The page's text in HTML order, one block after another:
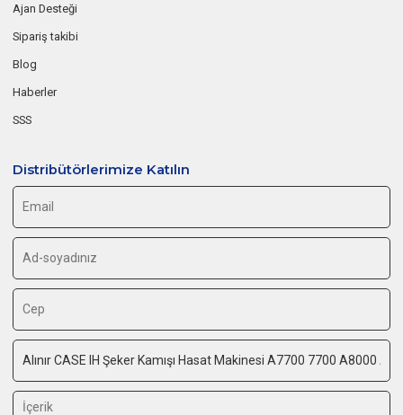
Ajan Desteği
Sipariş takibi
Blog
Haberler
SSS
Distribütörlerimize Katılın